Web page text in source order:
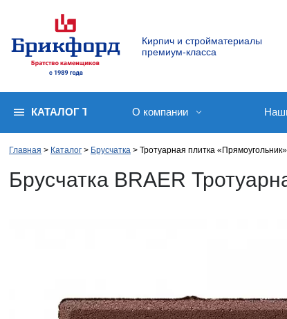
Кирпич и стройматериалы
премиум-класса
КАТАЛОГ ТОВАРОВО компании
Главная Каталог Брусчатка Тротуарная плитка
Брусчатка BRAER